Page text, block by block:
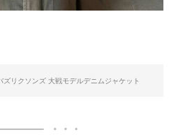
ズリクソンズ 大戦モデルデニムジャケット